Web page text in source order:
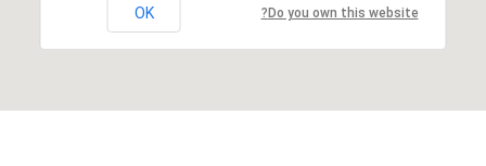
Do you own this website?
OK